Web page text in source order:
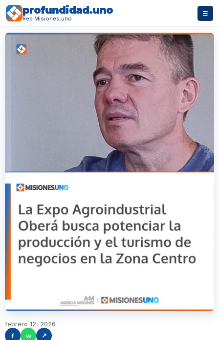
profundidad.uno
Red Misiones.uno
☰
febrero 12, 2026
f
w ↗